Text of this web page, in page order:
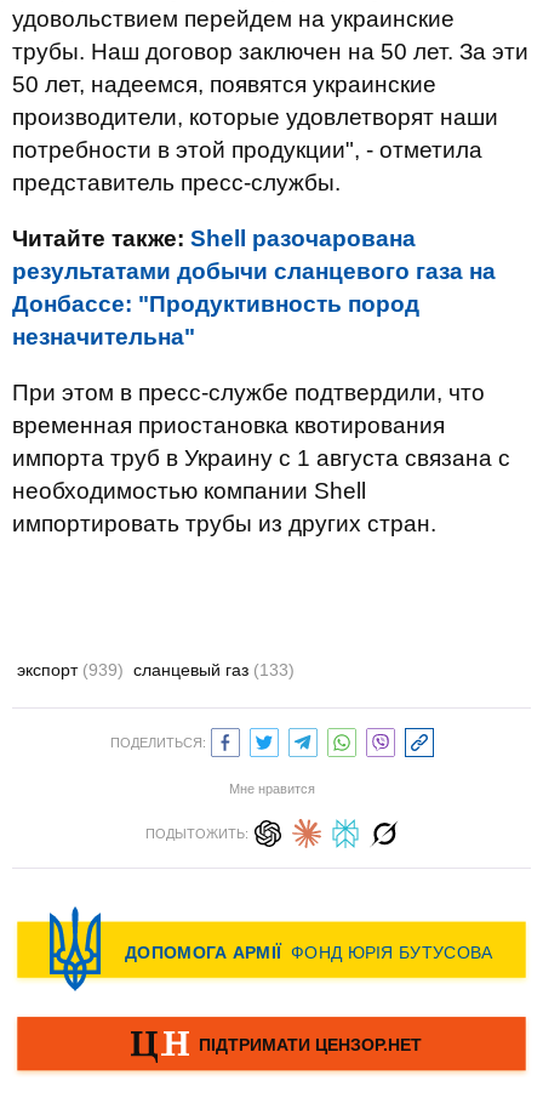
удовольствием перейдем на украинские
трубы. Наш договор заключен на 50 лет. За эти
50 лет, надеемся, появятся украинские
производители, которые удовлетворят наши
потребности в этой продукции", - отметила
представитель пресс-службы.
Читайте также: Shell разочарована
результатами добычи сланцевого газа на
Донбассе: "Продуктивность пород
незначительна"
При этом в пресс-службе подтвердили, что
временная приостановка квотирования
импорта труб в Украину с 1 августа связана с
необходимостью компании Shell
импортировать трубы из других стран.
экспорт (939) сланцевый газ (133)
ПОДЕЛИТЬСЯ:
Мне нравится
ПОДЫТОЖИТЬ: